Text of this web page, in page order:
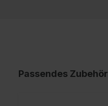
Passendes Zubehör